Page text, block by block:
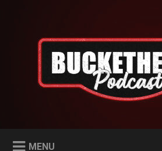
MENU